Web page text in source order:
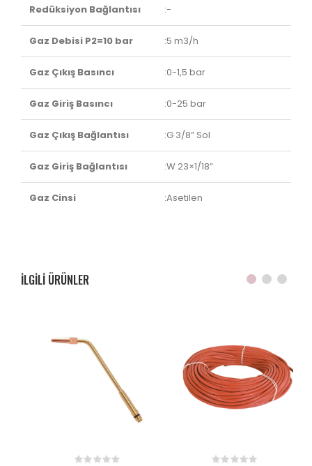
Redüksiyon Bağlantısı :-
Gaz Debisi P2=10 bar :5 m3/h
Gaz Çıkış Basıncı :0-1,5 bar
Gaz Giriş Basıncı :0-25 bar
Gaz Çıkış Bağlantısı :G 3/8” Sol
Gaz Giriş Bağlantısı :W 23×1/18”
Gaz Cinsi :Asetilen
ILGILI ÜRÜNLER